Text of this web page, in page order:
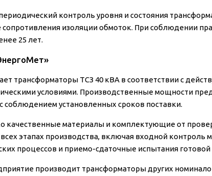
контроль уровня и состояния
изоляции обмоток. При соблюдении
25 лет.
трансформаторы ТСЗ 40 кВА в соответствии с
условиями. Производственные мощности
соблюдением установленных сроков поставки.
качественные материалы и комплектующие от
этапах производства, включая входной контроль
процессов и приемо-сдаточные испытания
производит трансформаторы других